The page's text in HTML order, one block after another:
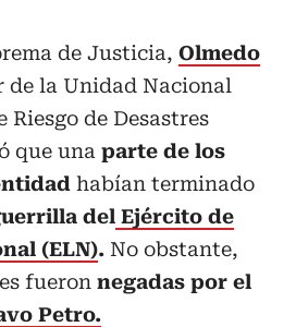
de Justicia, Olmedo
de la Unidad Nacional
Riesgo de Desastres
que una parte de los
habían terminado
del Ejército de
(ELN). No obstante,
fueron negadas por el
Petro.